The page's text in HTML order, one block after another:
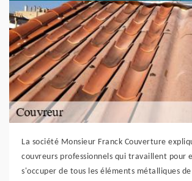
La société Monsieur Franck Couverture
couvreurs professionnels qui travaillent pour
s'occuper de tous les éléments métalliques